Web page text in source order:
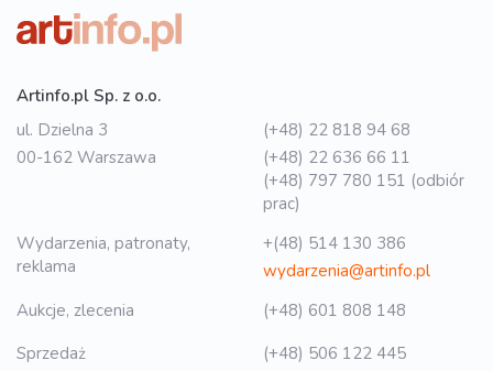
Artinfo.pl Sp. z o.o.
ul. Dzielna 3
00-162 Warszawa
(+48) 22 818 94 68
(+48) 22 636 66 11
(+48) 797 780 151 (odbiór
prac)
Wydarzenia, patronaty,
reklama
+(48) 514 130 386
wydarzenia@artinfo.pl
Aukcje, zlecenia
(+48) 601 808 148
Sprzedaż
(+48) 506 122 445